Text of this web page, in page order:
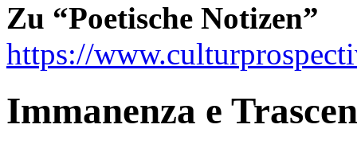
Zu “Poetische Notizen”
https://
Immanenza e